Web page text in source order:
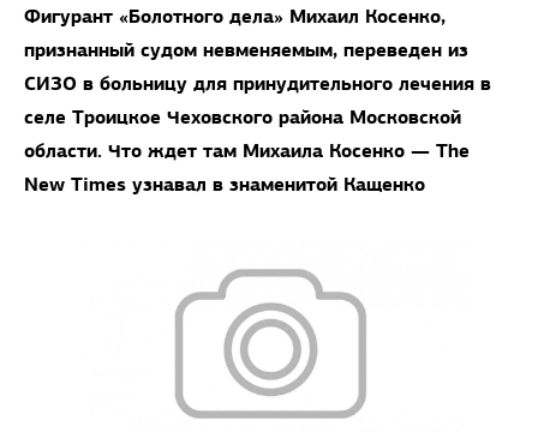
Фигурант «Болотного дела» Михаил Косенко,
признанный судом невменяемым, переведен из
СИЗО в больницу для принудительного лечения в
селе Троицкое Чеховского района Московской
области. Что ждет там Михаила Косенко — The
New Times узнавал в знаменитой Кащенко